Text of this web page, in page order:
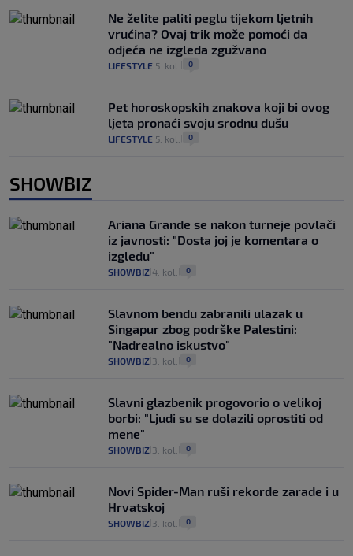
Ne želite paliti peglu tijekom ljetnih
vrućina? Ovaj trik može pomoći da
odjeća ne izgleda zgužvano
LIFESTYLE 5. kol. 0
Pet horoskopskih znakova koji bi ovog
ljeta pronaći svoju srodnu dušu
LIFESTYLE 5. kol. 0
SHOWBIZ
Ariana Grande se nakon turneje povlači
iz javnosti: "Dosta joj je komentara o
izgledu"
SHOWBIZ 4. kol. 0
Slavnom bendu zabranili ulazak u
Singapur zbog podrške Palestini:
"Nadrealno iskustvo"
SHOWBIZ 3. kol. 0
Slavni glazbenik progovorio o velikoj
borbi: "Ljudi su se dolazili oprostiti od
mene"
SHOWBIZ 3. kol. 0
Novi Spider-Man ruši rekorde zarade i u
Hrvatskoj
SHOWBIZ 3. kol. 0